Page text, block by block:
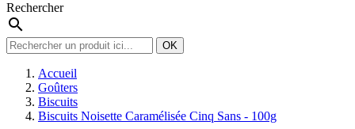
Rechercher
search
OK
Accueil
Goûters
Biscuits
Biscuits Noisette Caramélisée Cinq Sans - 100g